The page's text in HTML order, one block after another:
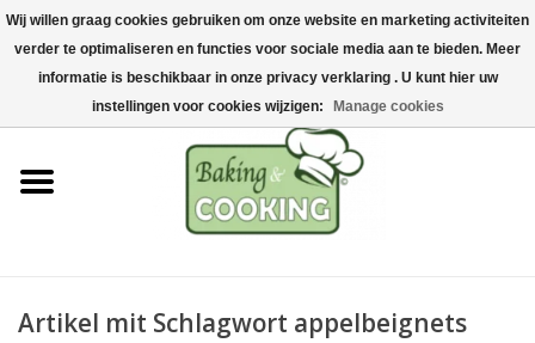
Startseite
Koch-&Backutensilien
Maschinen & Teile
Edelstahl
Artikel mit Schlagwort appelbeignets
Wij willen graag cookies gebruiken om onze website en marketing activiteiten
verder te optimaliseren en functies voor sociale media aan te bieden. Meer
informatie is beschikbaar in onze privacy verklaring . U kunt hier uw
instellingen voor cookies wijzigen:
Manage cookies